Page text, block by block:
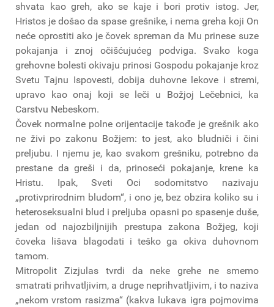
shvata kao greh, ako se kaje i bori protiv istog. Jer,
Hristos je došao da spase grešnike, i nema greha koji On
neće oprostiti ako je čovek spreman da Mu prinese suze
pokajanja i znoj očišćujućeg podviga. Svako koga
grehovne bolesti okivaju prinosi Gospodu pokajanje kroz
Svetu Tajnu Ispovesti, dobija duhovne lekove i stremi,
upravo kao onaj koji se leči u Božjoj Lečebnici, ka
Carstvu Nebeskom.
Čovek normalne polne orijentacije takođe je grešnik ako
ne živi po zakonu Božjem: to jest, ako bludniči i čini
preljubu. I njemu je, kao svakom grešniku, potrebno da
prestane da greši i da, prinoseći pokajanje, krene ka
Hristu. Ipak, Sveti Oci sodomitstvo nazivaju
„protivprirodnim bludom“, i ono je, bez obzira koliko su i
heteroseksualni blud i preljuba opasni po spasenje duše,
jedan od najozbiljnijih prestupa zakona Božjeg, koji
čoveka lišava blagodati i teško ga okiva duhovnom
tamom.
Mitropolit Zizjulas tvrdi da neke grehe ne smemo
smatrati prihvatljivim, a druge neprihvatljivim, i to naziva
„nekom vrstom rasizma“ (kakva lukava igra pojmovima